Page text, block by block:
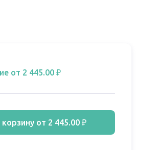
от 2 445.00 ₽
в корзину от 2 445.00 ₽